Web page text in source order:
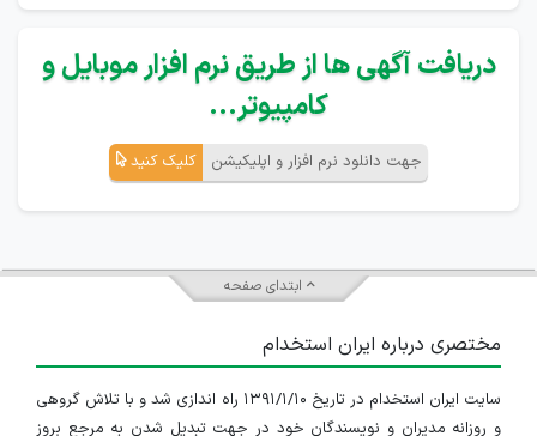
دریافت آگهی ها از طریق نرم افزار موبایل و
کامپیوتر...
جهت دانلود نرم افزار و اپلیکیشن کلیک کنید
ابتدای صفحه
مختصری درباره ایران استخدام
سایت ایران استخدام در تاریخ ۱۳۹۱/۱/۱۰ راه اندازی شد و با تلاش گروهی
و روزانه مدیران و نویسندگان خود در جهت تبدیل شدن به مرجع بروز